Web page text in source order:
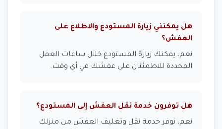
هل يمكنني زيارة المستودع والاطلاع على
العفش؟
نعم، يمكنك زيارة المستودع خلال ساعات العمل
المحددة للاطمئنان على عفشك في أي وقت.
هل توفرون خدمة نقل العفش إلى المستودع؟
نعم، نوفر خدمة نقل وتغليف العفش من منزلك